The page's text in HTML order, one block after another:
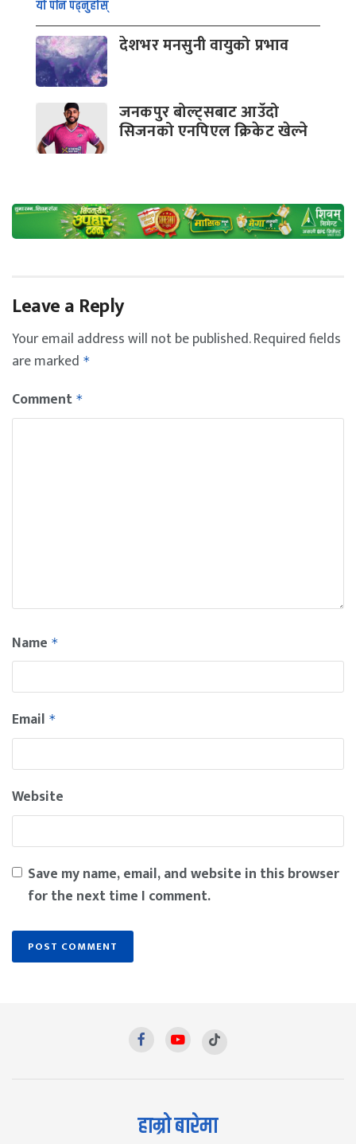
यो पनि पढ्नुहोस्
देशभर मनसुनी वायुको प्रभाव
जनकपुर बोल्ट्सबाट आउँदो
सिजनको एनपिएल क्रिकेट खेल्ने
Leave a Reply
Your email address will not be published.Required fields
are marked *
Comment *
Name *
Email *
Website
Save my name, email, and website in this browser
for the next time I comment.
हाम्रो बारेमा